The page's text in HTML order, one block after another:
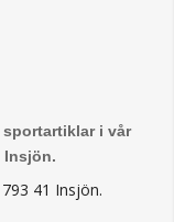
i vår
Insjön.
41 Insjön.